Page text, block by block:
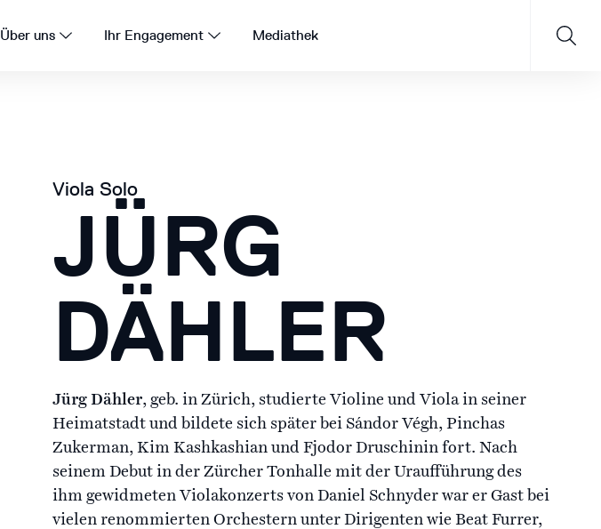
Über uns Ihr Engagement Mediathek
Viola Solo
JÜRG
DÄHLER
Jürg Dähler, geb. in Zürich, studierte Violine und Viola in seiner
Heimatstadt und bildete sich später bei Sándor Végh, Pinchas
Zukerman, Kim Kashkashian und Fjodor Druschinin fort. Nach
seinem Debut in der Zürcher Tonhalle mit der Uraufführung des
ihm gewidmeten Violakonzerts von Daniel Schnyder war er Gast bei
vielen renommierten Orchestern unter Dirigenten wie Beat Furrer,